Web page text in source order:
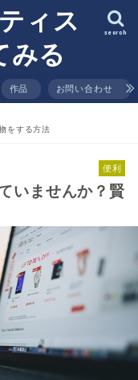
ィス
みる
search
作品 お問い合わせ
をする方法
便利
いませんか？賢